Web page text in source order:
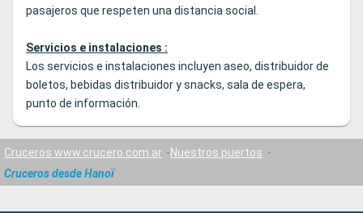
pasajeros que respeten una distancia social.
Servicios e instalaciones :
Los servicios e instalaciones incluyen aseo, distribuidor de
boletos, bebidas distribuidor y snacks, sala de espera,
punto de información.
Cruceros www.crucero.com.ar
Nuestros puertos
Cruceros desde Hanoï